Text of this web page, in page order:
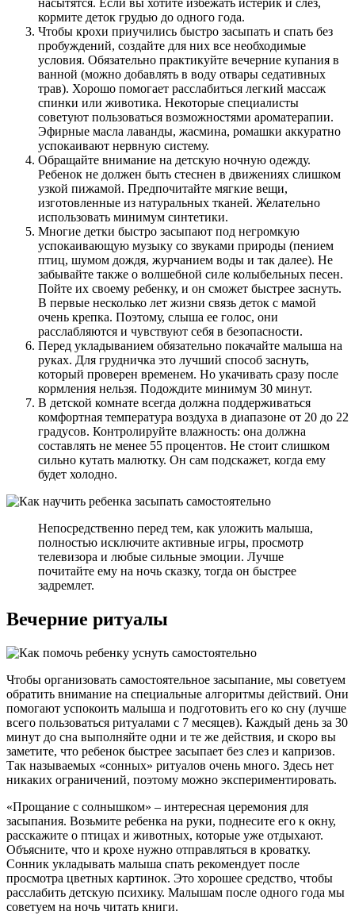
насытятся. Если вы хотите избежать истерик и слез,
кормите деток грудью до одного года.
Чтобы крохи приучились быстро засыпать и спать без
пробуждений, создайте для них все необходимые
условия. Обязательно практикуйте вечерние купания в
ванной (можно добавлять в воду отвары седативных
трав). Хорошо помогает расслабиться легкий массаж
спинки или животика. Некоторые специалисты
советуют пользоваться возможностями ароматерапии.
Эфирные масла лаванды, жасмина, ромашки аккуратно
успокаивают нервную систему.
Обращайте внимание на детскую ночную одежду.
Ребенок не должен быть стеснен в движениях слишком
узкой пижамой. Предпочитайте мягкие вещи,
изготовленные из натуральных тканей. Желательно
использовать минимум синтетики.
Многие детки быстро засыпают под негромкую
успокаивающую музыку со звуками природы (пением
птиц, шумом дождя, журчанием воды и так далее). Не
забывайте также о волшебной силе колыбельных песен.
Пойте их своему ребенку, и он сможет быстрее заснуть.
В первые несколько лет жизни связь деток с мамой
очень крепка. Поэтому, слыша ее голос, они
расслабляются и чувствуют себя в безопасности.
Перед укладыванием обязательно покачайте малыша на
руках. Для грудничка это лучший способ заснуть,
который проверен временем. Но укачивать сразу после
кормления нельзя. Подождите минимум 30 минут.
В детской комнате всегда должна поддерживаться
комфортная температура воздуха в диапазоне от 20 до 22
градусов. Контролируйте влажность: она должна
составлять не менее 55 процентов. Не стоит слишком
сильно кутать малютку. Он сам подскажет, когда ему
будет холодно.
Непосредственно перед тем, как уложить малыша,
полностью исключите активные игры, просмотр
телевизора и любые сильные эмоции. Лучше
почитайте ему на ночь сказку, тогда он быстрее
задремлет.
Вечерние ритуалы
Чтобы организовать самостоятельное засыпание, мы советуем
обратить внимание на специальные алгоритмы действий. Они
помогают успокоить малыша и подготовить его ко сну (лучше
всего пользоваться ритуалами с 7 месяцев). Каждый день за 30
минут до сна выполняйте одни и те же действия, и скоро вы
заметите, что ребенок быстрее засыпает без слез и капризов.
Так называемых «сонных» ритуалов очень много. Здесь нет
никаких ограничений, поэтому можно экспериментировать.
«Прощание с солнышком» – интересная церемония для
засыпания. Возьмите ребенка на руки, поднесите его к окну,
расскажите о птицах и животных, которые уже отдыхают.
Объясните, что и крохе нужно отправляться в кроватку.
Сонник укладывать малыша спать рекомендует после
просмотра цветных картинок. Это хорошее средство, чтобы
расслабить детскую психику. Малышам после одного года мы
советуем на ночь читать книги.